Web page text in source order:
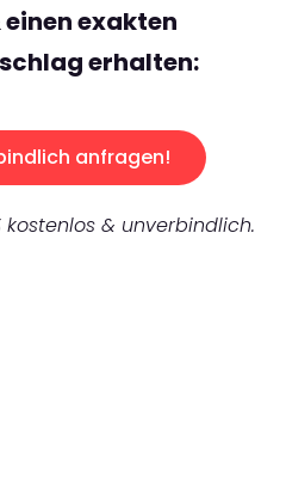
exakten
erhalten:
anfragen!
kostenlos & unverbindlich.